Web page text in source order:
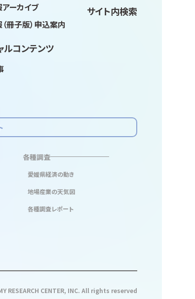
ーカイブ
冊子版）申込案内
ルコンテンツ
サイト内検索
各種調査
愛媛県経済の動き
地場産業の天気図
各種調査レポート
RESEARCH CENTER, INC. All rights reserved